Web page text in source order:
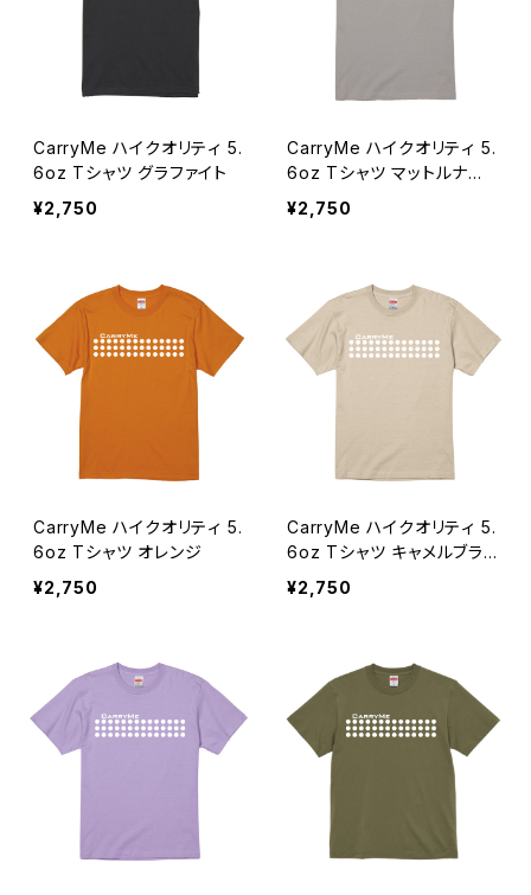
CarryMe ハイクオリティ 5.
6oz Tシャツ グラファイト
¥2,750
CarryMe ハイクオリティ 5.
6oz Tシャツ マットルナグ
レー
¥2,750
CarryMe ハイクオリティ 5.
6oz Tシャツ オレンジ
¥2,750
CarryMe ハイクオリティ 5.
6oz Tシャツ キャメルブラ
ウン
¥2,750